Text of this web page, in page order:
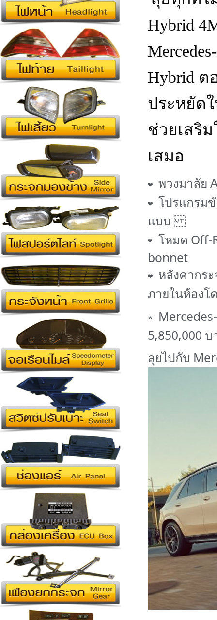
Hybrid
Hybrid ต
ประหยัด
ช่วยเสริ
เสมอ
พวงมาลัย
โปรแกรมขั
แบบ
โหมด Off-
bonnet
หลังคากร
ภายในห้องโ
5,850,000 บ
ลุยไปกับ